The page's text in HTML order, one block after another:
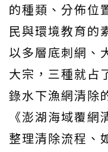
的種類、分佈位
民與環境教育的
以多層底刺網、
大宗，三種就占
錄水下漁網清除
《澎湖海域覆
整理清除流程、